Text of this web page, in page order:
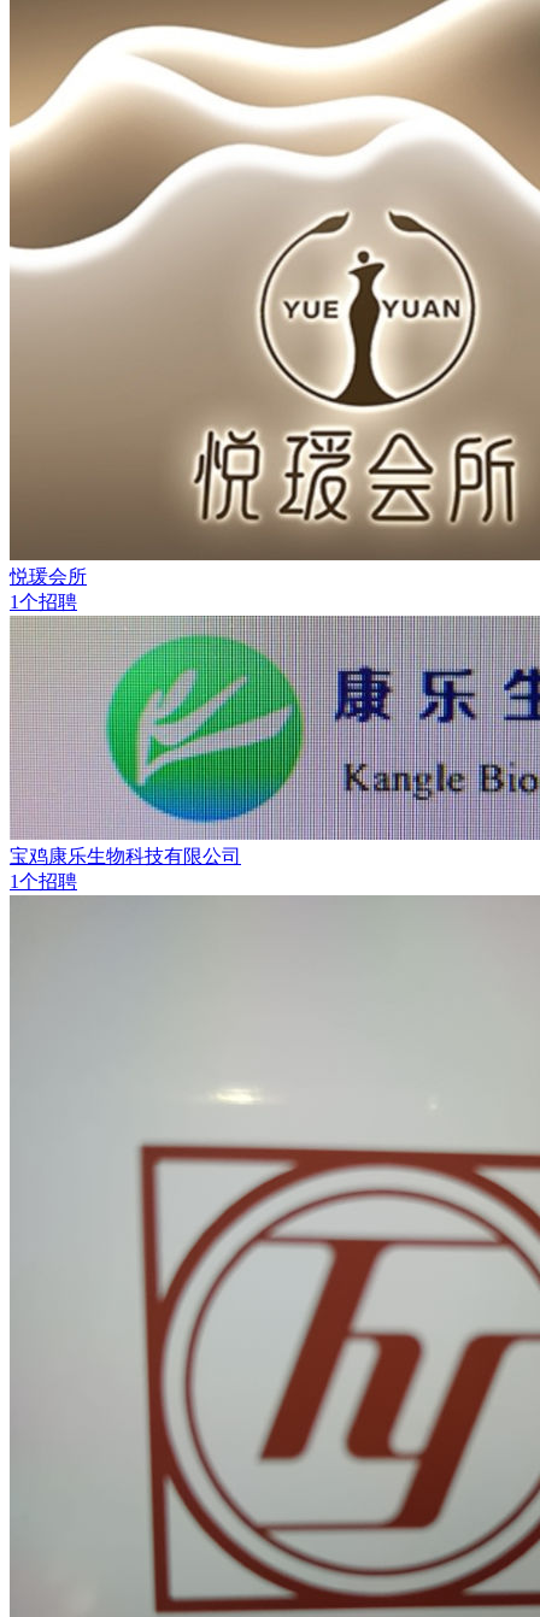
悦瑗会所
1个招聘
宝鸡康乐生物科技有限公司
1个招聘